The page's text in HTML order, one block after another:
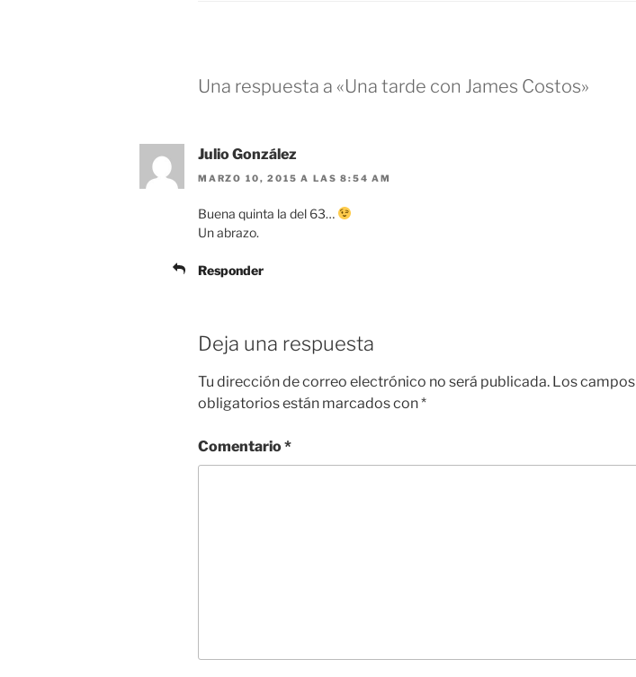
Una respuesta a «Una tarde con James Costos»
Julio González
MARZO 10, 2015 A LAS 8:54 AM
Buena quinta la del 63…
Un abrazo.
Responder
Deja una respuesta
Tu dirección de correo electrónico no será publicada. Los campos
obligatorios están marcados con*
Comentario*